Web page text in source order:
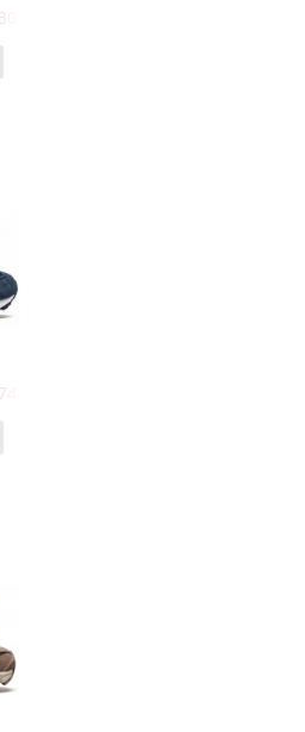
White Silver Navy
Navy Blue White